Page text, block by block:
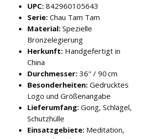
UPC: 842960105643
Serie: Chau Tam Tam
Material: Spezielle
Bronzelegierung
Herkunft: Handgefertigt in
China
Durchmesser: 36" / 90 cm
Besonderheiten: Gedrucktes
Logo und Größenangabe
Lieferumfang: Gong, Schlägel,
Schutzhülle
Einsatzgebiete: Meditation,